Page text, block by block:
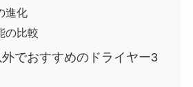
進化
の比較
でおすすめのドライヤー3